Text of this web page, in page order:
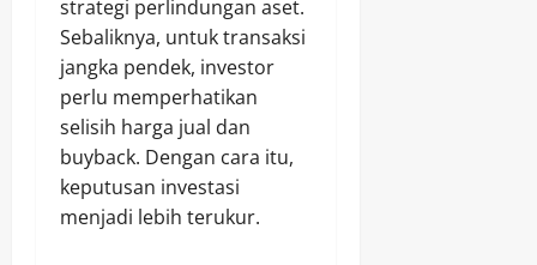
strategi perlindungan aset.
Sebaliknya, untuk transaksi
jangka pendek, investor
perlu memperhatikan
selisih harga jual dan
buyback. Dengan cara itu,
keputusan investasi
menjadi lebih terukur.